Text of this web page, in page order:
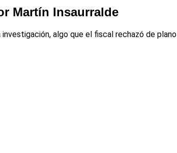
Martín Insaurralde
algo que el fiscal rechazó de plano